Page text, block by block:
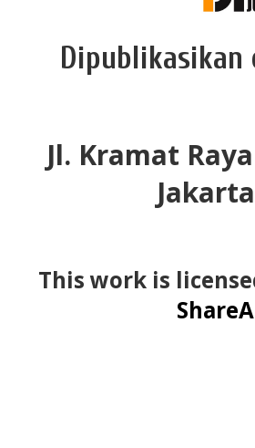
Dipublikasikan
Jl. Kramat
This work is